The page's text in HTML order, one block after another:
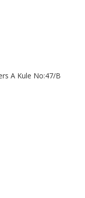
A Kule No:47/B